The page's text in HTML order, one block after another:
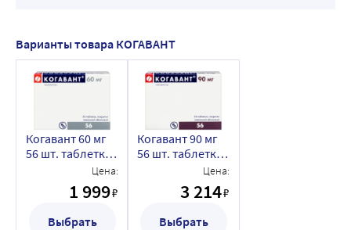
Варианты товара КОГАВАНТ
Когавант 60 мг
56 шт. таблетки,
пленочной
оболочкой
Цена:
1 999₽
Выбрать
Когавант 90 мг
56 шт. таблетки,
пленочной
оболочкой
Цена:
3 214₽
Выбрать